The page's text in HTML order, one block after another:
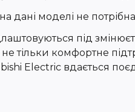
дані моделі не
під
тільки комфортне
Electric вдається